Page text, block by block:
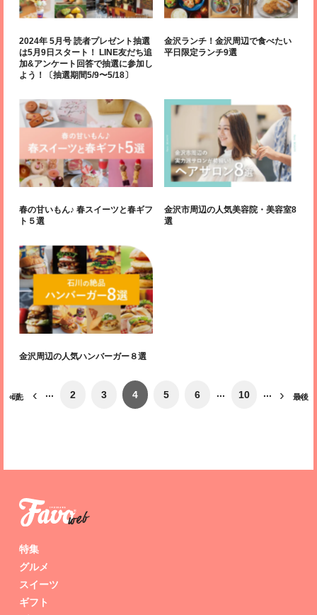
2024年 5月号 読者プレゼント抽選
は5月9日スタート！ LINE友だち追
加&アンケート回答で抽選に参加し
よう！〔抽選期間5/9〜5/18〕
金沢ランチ！金沢周辺で食べたい
平日限定ランチ9選
春の甘いもん♪ 春スイーツと春ギフ
ト５選
金沢市周辺の人気美容院・美容室8
選
金沢周辺の人気ハンバーガー８選
« 先頭 ‹ ... 2 3 4 5 6 ... 10 ... › 最後 »
特集
グルメ
スイーツ
ギフト